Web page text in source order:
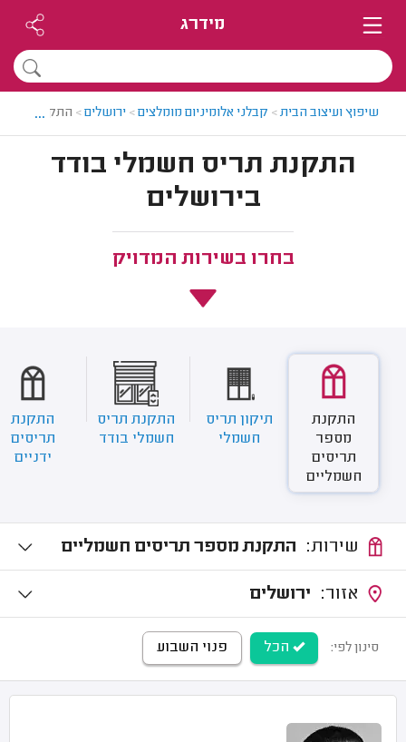
מידרג
שיפוץ ועיצוב הבית> קבלני אלומיניום מומלצים> ירושלים> התקנת תריס
...
התקנת תריס חשמלי בודד
בירושלים
בחרו בשירות המדויק
התקנת
מספר
תריסים
חשמליים
תיקון תריס
חשמלי
התקנת תריס
חשמלי בודד
התקנת
תריסים
ידניים
התקנת מספר תריסים חשמליים
ירושלים
סינון לפי: הכל פנוי השבוע